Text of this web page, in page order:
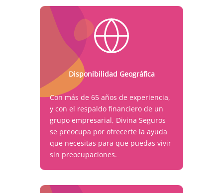
Disponibilidad Geográfica
Con más de 65 años de experiencia,
y con el respaldo financiero de un
grupo empresarial, Divina Seguros
se preocupa por ofrecerte la ayuda
que necesitas para que puedas vivir
sin preocupaciones.